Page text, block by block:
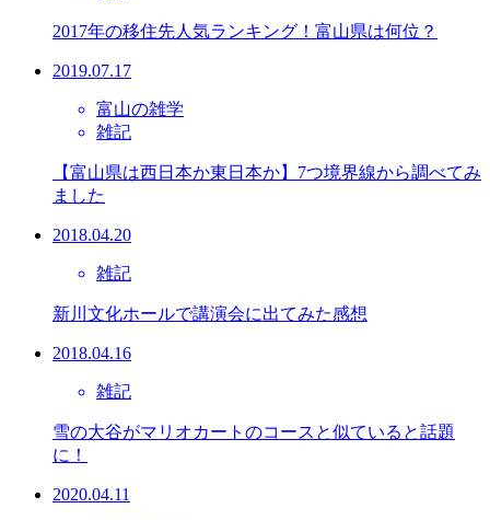
2017年の移住先人気ランキング！富山県は何位？
2019.07.17
富山の雑学
雑記
【富山県は西日本か東日本か】7つ境界線から調べてみ
ました
2018.04.20
雑記
新川文化ホールで講演会に出てみた感想
2018.04.16
雑記
雪の大谷がマリオカートのコースと似ていると話題
に！
2020.04.11